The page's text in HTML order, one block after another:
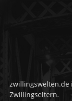
Zwillingseltern.